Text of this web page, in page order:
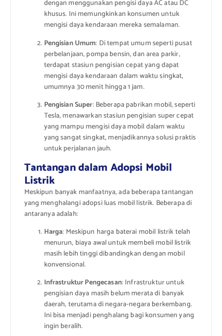
dengan menggunakan pengisi daya AC atau DC
khusus. Ini memungkinkan konsumen untuk
mengisi daya kendaraan mereka semalaman.
Pengisian Umum: Di tempat umum seperti pusat
perbelanjaan, pompa bensin, dan area parkir,
terdapat stasiun pengisian cepat yang dapat
mengisi daya kendaraan dalam waktu singkat,
umumnya 30 menit hingga 1 jam.
Pengisian Super: Beberapa pabrikan mobil, seperti
Tesla, menawarkan stasiun pengisian super cepat
yang mampu mengisi daya mobil dalam waktu
yang sangat singkat, menjadikannya solusi praktis
untuk perjalanan jauh.
Tantangan dalam Adopsi Mobil
Listrik
Meskipun banyak manfaatnya, ada beberapa tantangan
yang menghalangi adopsi luas mobil listrik. Beberapa di
antaranya adalah:
Harga: Meskipun harga baterai mobil listrik telah
menurun, biaya awal untuk membeli mobil listrik
masih lebih tinggi dibandingkan dengan mobil
konvensional.
Infrastruktur Pengecasan: Infrastruktur untuk
pengisian daya masih belum merata di banyak
daerah, terutama di negara-negara berkembang.
Ini bisa menjadi penghalang bagi konsumen yang
ingin beralih.